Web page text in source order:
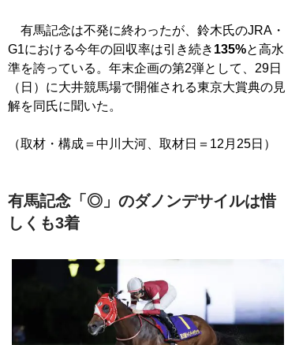
有馬記念は不発に終わったが、鈴木氏のJRA・
G1における今年の回収率は引き続き 135%と高水
準を誇っている。年末企画の第2弾として、29日
（日）に大井競馬場で開催される東京大賞典の見
解を同氏に聞いた。
（取材・構成＝中川大河、取材日＝12月25日）
有馬記念「◎」のダノンデサイルは惜
しくも3着